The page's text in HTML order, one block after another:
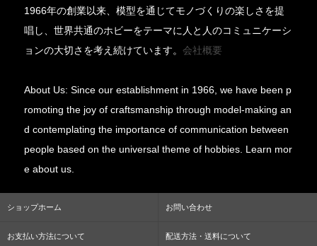
1966年の創業以来、模型を通じてモノづくりの楽しさを提
唱し、世界共通のホビーをテーマに人と人のコミュニケーシ
ョンの大切さを考え続けています。会社概要
About Us: Since our establishment in 1966, we have been p
romoting the joy of craftsmanship through model-making an
d contemplating the importance of communication between
people based on the universal theme of hobbies. Learn mor
e about us.
ショップホーム お問い合わせ
お支払い方法について 配送方法・送料について